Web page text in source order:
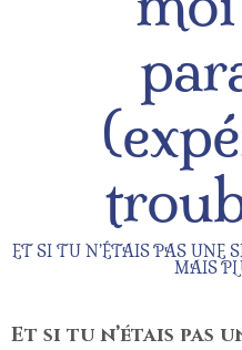
ET SI TU N’ÉTAIS PAS UNE
MAIS
Et si tu n’étais pas